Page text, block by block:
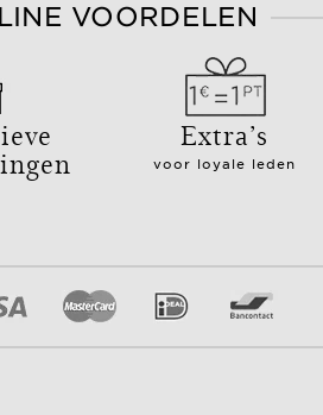
VOORDELEN
Extra’s
voor loyale leden